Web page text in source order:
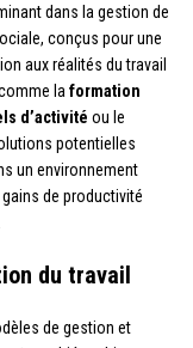
dans la gestion de
conçus pour une
aux réalités du travail
la formation
d’activité ou le
potentielles
un environnement
de productivité
du travail
de gestion et